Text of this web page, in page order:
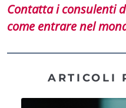
Contatta i consulenti
come entrare nel
ARTICOLI